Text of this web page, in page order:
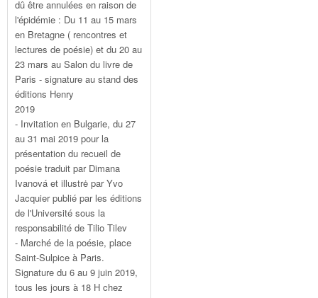
dû être annulées en raison de
l'épidémie : Du 11 au 15 mars
en Bretagne ( rencontres et
lectures de poésie) et du 20 au
23 mars au Salon du livre de
Paris - signature au stand des
éditions Henry
2019
- Invitation en Bulgarie, du 27
au 31 mai 2019 pour la
présentation du recueil de
poésie traduit par Dimana
Ivanová et illustrė par Yvo
Jacquier publié par les éditions
de l'Université sous la
responsabilité de Tilio Tilev
- Marché de la poésie, place
Saint-Sulpice à Paris.
Signature du 6 au 9 juin 2019,
tous les jours à 18 H chez